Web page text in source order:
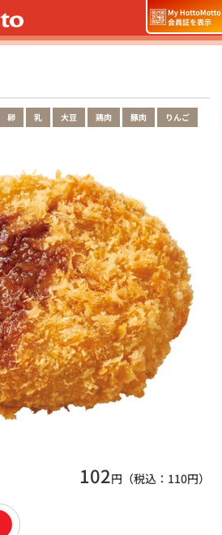
卵 乳 大豆 鶏肉 豚肉 りんご
102円（税込： 110円）